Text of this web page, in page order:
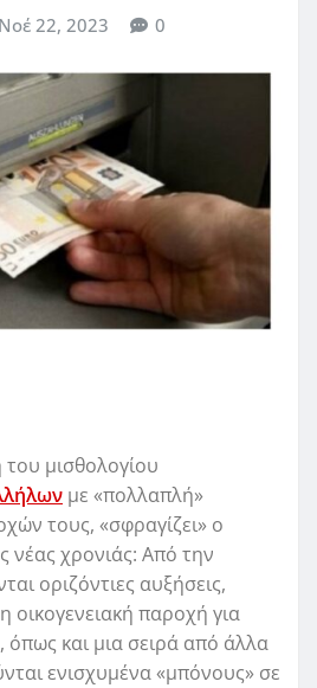
Νοέ 22, 2023 0
μισθολογίου
με «πολλαπλή»
τους, «σφραγίζει» ο
νέας χρονιάς: Από την
οριζόντιες αυξήσεις,
οικογενειακή παροχή για
όπως και μια σειρά από άλλα
ενισχυμένα «μπόνους» σε